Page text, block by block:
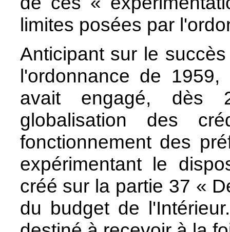
limites posées par
Anticipant sur le
l'ordonnance de 1959,
avait engagé, dès
globalisation des
fonctionnement des
expérimentant le
créé sur la partie 37 «
du budget de